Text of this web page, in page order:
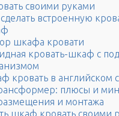
своими руками
встроенную
шкафа кровати
кровать-шкаф с
кровать в английском
плюсы и
и монтажа
шкаф кровать своими